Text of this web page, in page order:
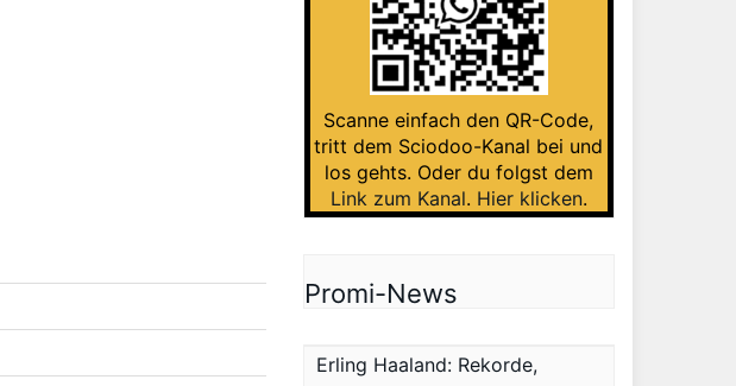
Scanne einfach den QR-Code,
tritt dem Sciodoo-Kanal bei und
los gehts. Oder du folgst dem
Link zum Kanal. Hier klicken.
Promi-News
Erling Haaland: Rekorde,